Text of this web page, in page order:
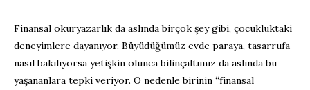
Finansal okuryazarlık da aslında birçok şey gibi, çocukluktaki
deneyimlere dayanıyor. Büyüdüğümüz evde paraya, tasarrufa
nasıl bakılıyorsa yetişkin olunca bilinçaltımız da aslında bu
yaşananlara tepki veriyor. O nedenle birinin “finansal